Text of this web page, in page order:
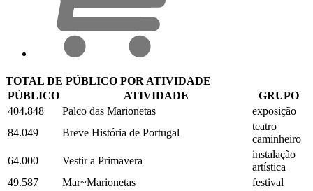
TOTAL DE PÚBLICO POR ATIVIDADE
PÚBLICO
ATIVIDADE
GRUPO
404.848
Palco das Marionetas
exposição
84.049
Breve História de Portugal
teatro
caminheiro
64.000
Vestir a Primavera
instalação
artística
49.587
Mar~Marionetas
festival